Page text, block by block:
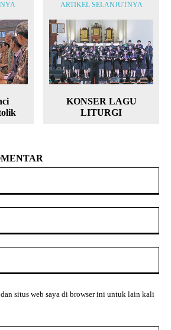
ARTIKEL SELANJUTNYA
KONSER LAGU
LITURGI
situs web saya di browser ini untuk lain kali